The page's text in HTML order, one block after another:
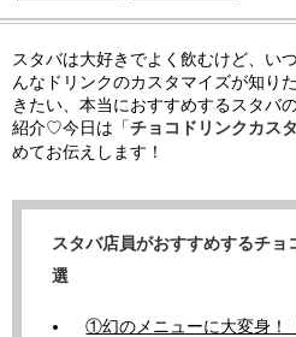
スタバは大好きでよく飲むけど、い
んなドリンクのカスタマイズが知り
きたい、本当におすすめするスタバ
紹介♡今日は「チョコドリンクカス
めてお伝えします！
スタバ店員がおすすめするチ
選
①幻のメニューに大変身！